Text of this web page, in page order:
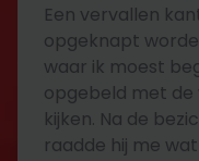
Een vervallen
opgeknapt
waar ik moest
opgebeld met de
kijken. Na de
raadde hij me